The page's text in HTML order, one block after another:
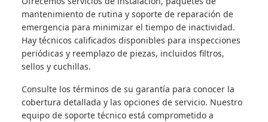
mantenimiento de rutina y soporte de reparación de
emergencia para minimizar el tiempo de inactividad.
Hay técnicos calificados disponibles para inspecciones
periódicas y reemplazo de piezas, incluidos filtros,
sellos y cuchillas.
Consulte los términos de su garantía para conocer la
cobertura detallada y las opciones de servicio. Nuestro
equipo de soporte técnico está comprometido a